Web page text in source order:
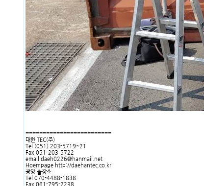
=========================
대한 TEC(주)
Tel (051) 203-5719~21
Fax 051-203-5722
email daeh0226@hanmail.net
Hoempage http://daehantec.co.kr
광양 출장소
Tel 070-4488-1838
Fax 061-795-2238